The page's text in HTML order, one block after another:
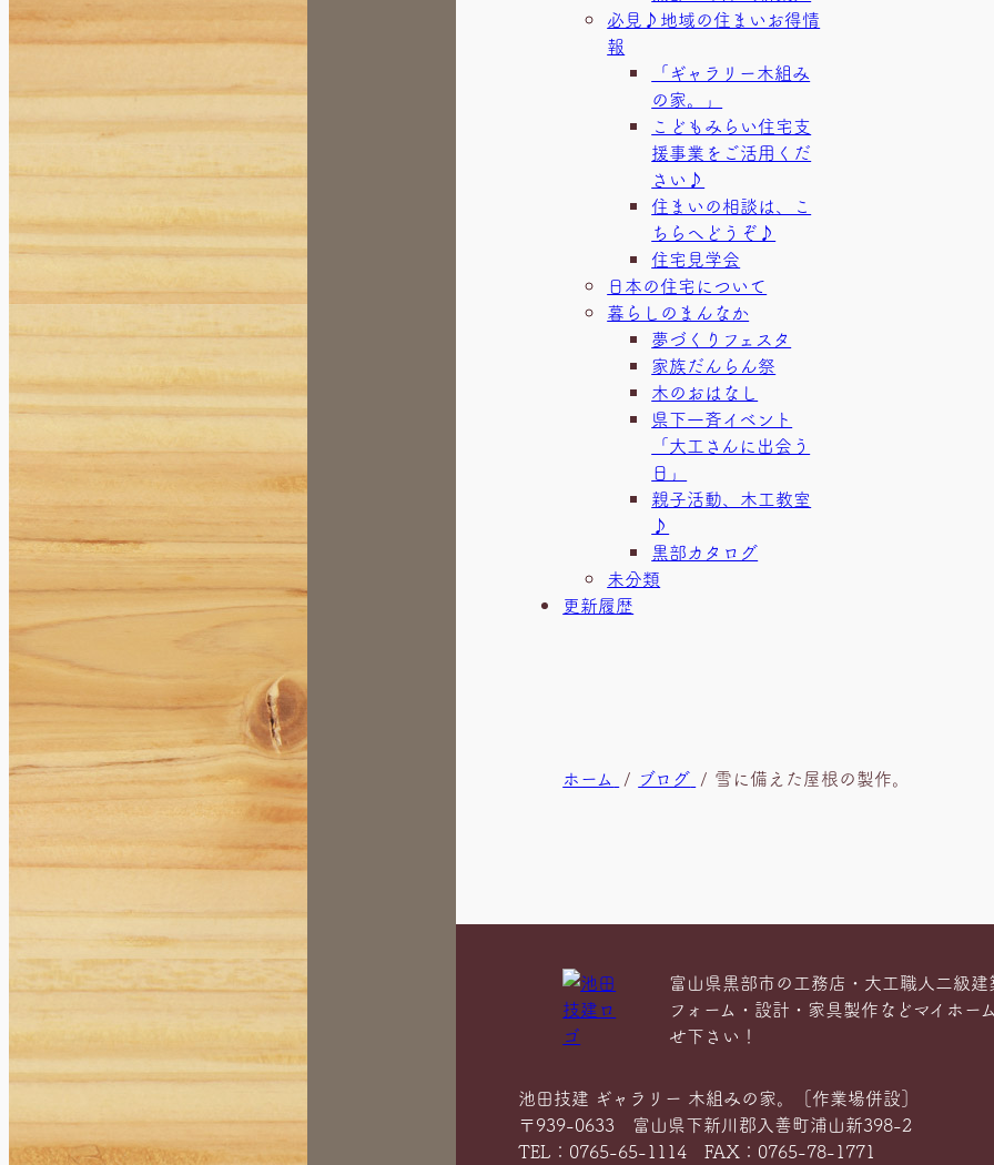
ム）
荻生の外壁
（リフォー
ム）
駅のお仕事
駅のお仕事
（木工事）
高倉商店
様 (リフォ
ーム)
黒部のお寺
様（リフォ
必見♪地域の住まいお得情
報
「ギャラリー木組み
の家。」
こどもみらい住宅支
援事業をご活用くだ
さい♪
住まいの相談は、こ
ちらへどうぞ♪
住宅見学会
日本の住宅について
暮らしのまんなか
夢づくりフェスタ
家族だんらん祭
木のおはなし
県下一斉イベント
「大工さんに出会う
日」
親子活動、木工教室
♪
黒部カタログ
未分類
更新履歴
ホーム ブログ 雪に備えた屋根の製作。
富山県黒部市の工務店・大工職人二級
フォーム・設計・家具製作などマイホー
せ下さい！
池田技建 ギャラリー 木組みの家。［作業場併設］
〒939-0633 富山県下新川郡入善町浦山新398-2
TEL：0765-65-1114 FAX：0765-78-1771